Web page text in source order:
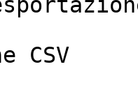
CSV